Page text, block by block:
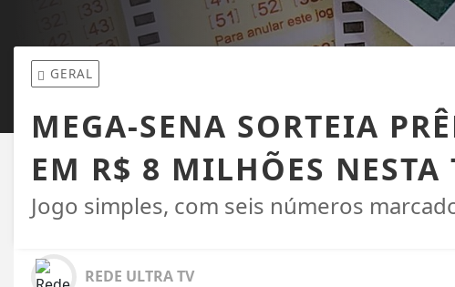
GERAL
MEGA-SENA SORTEIA
EM R$ 8 MILHÕES NESTA
Jogo simples, com seis números
REDE ULTRA TV